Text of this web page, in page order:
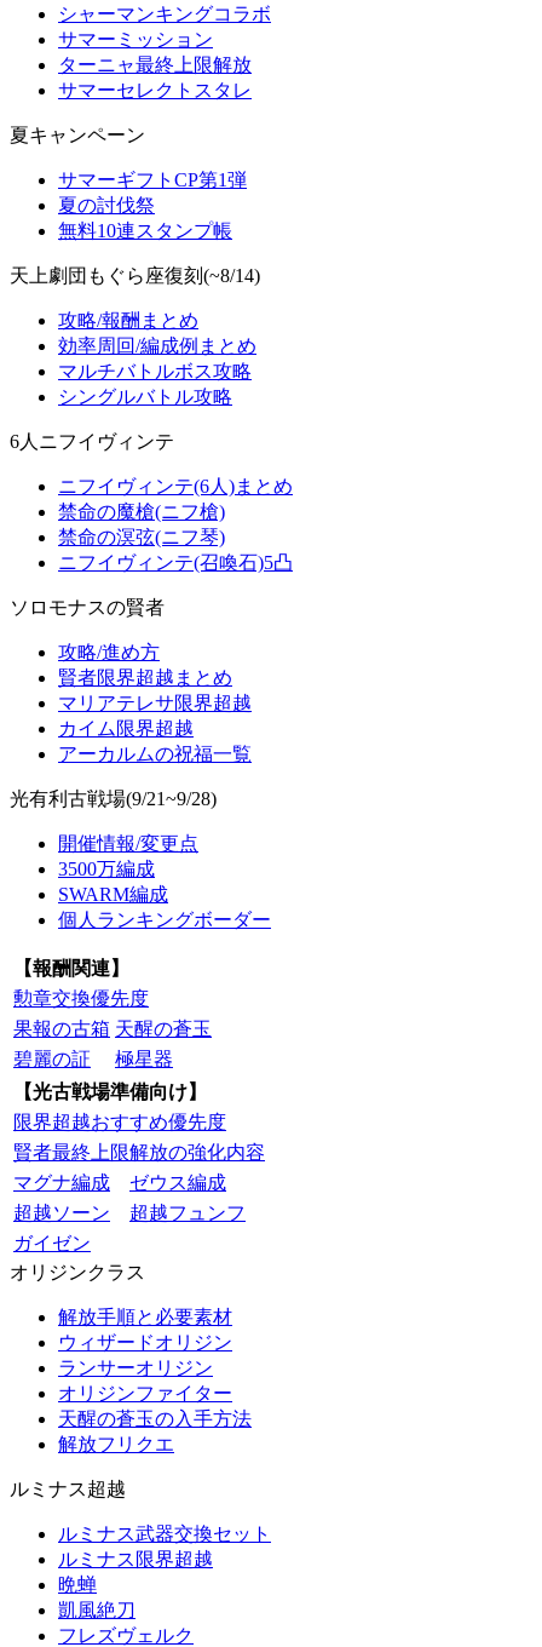
シャーマンキングコラボ
サマーミッション
ターニャ最終上限解放
サマーセレクトスタレ
夏キャンペーン
サマーギフトCP第1弾
夏の討伐祭
無料10連スタンプ帳
天上劇団もぐら座復刻(~8/14)
攻略/報酬まとめ
効率周回/編成例まとめ
マルチバトルボス攻略
シングルバトル攻略
6人ニフイヴィンテ
ニフイヴィンテ(6人)まとめ
禁命の魔槍(ニフ槍)
禁命の溟弦(ニフ琴)
ニフイヴィンテ(召喚石)5凸
ソロモナスの賢者
攻略/進め方
賢者限界超越まとめ
マリアテレサ限界超越
カイム限界超越
アーカルムの祝福一覧
光有利古戦場(9/21~9/28)
開催情報/変更点
3500万編成
SWARM編成
個人ランキングボーダー
【報酬関連】
勲章交換優先度
果報の古箱 天醒の蒼玉
碧麗の証
極星器
【光古戦場準備向け】
限界超越おすすめ優先度
賢者最終上限解放の強化内容
マグナ編成
ゼウス編成
超越ソーン
超越フュンフ
ガイゼン
オリジンクラス
解放手順と必要素材
ウィザードオリジン
ランサーオリジン
オリジンファイター
天醒の蒼玉の入手方法
解放フリクエ
ルミナス超越
ルミナス武器交換セット
ルミナス限界超越
晩蝉
凱風絶刀
フレズヴェルク